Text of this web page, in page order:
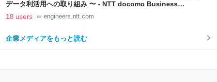
データ利活用への取り組み 〜 - NTT docomo Business
Engineers' Blog
18 users engineers.ntt.com
企業メディアをもっと読む